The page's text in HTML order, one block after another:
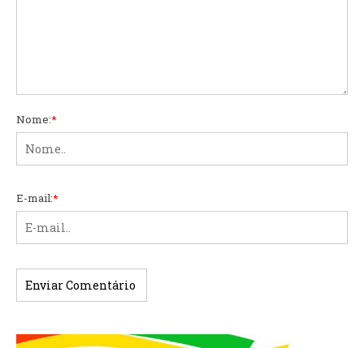
Nome:*
E-mail:*